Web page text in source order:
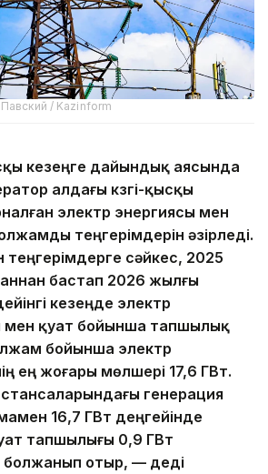
/ Kazinform
кезеңге дайындық аясында
алдағы күзгі-қысқы
электр энергиясы мен
теңгерімдерін әзірледі.
теңгерімдерге сәйкес, 2025
бастап 2026 жылғы
кезеңде электр
мен қуат бойынша тапшылық
бойынша электр
ең жоғары мөлшері 17,6 ГВт.
генерация
16,7 ГВт деңгейінде
тапшылығы 0,9 ГВт
болжанып отыр, — деді